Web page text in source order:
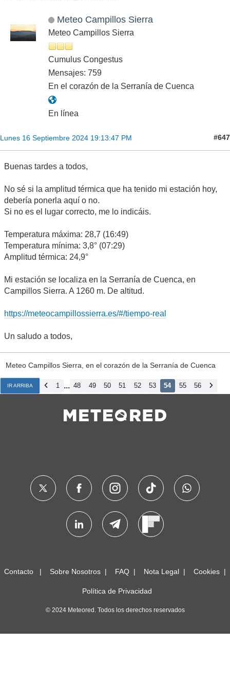
Meteo Campillos Sierra
Meteo Campillos Sierra
Cumulus Congestus
Mensajes: 759
En el corazón de la Serranía de Cuenca
En línea
Lunes 16 Septiembre 2024 19:13:47 PM #647
Buenas tardes a todos,
No sé si la amplitud térmica que ha tenido mi estación hoy,
debería ponerla aquí o no.
Si no es el lugar correcto, me lo indicáis.
Temperatura máxima: 28,7 (16:49)
Temperatura mínima: 3,8° (07:29)
Amplitud térmica: 24,9°
Mi estación se localiza en la Serranía de Cuenca, en
Campillos Sierra. A 1260 m. De altitud.
https://meteocampillossierra.es/#/tiempo-real
Un saludo a todos,
Meteo Campillos Sierra, en el corazón de la Serranía de Cuenca
IR ARRIBA 1 ... 48 49 50 51 52 53 54 55 56
Contacto Sobre Nosotros FAQ Nota Legal Cookies
Política de Privacidad
© 2024 Meteored. Todos los derechos reservados